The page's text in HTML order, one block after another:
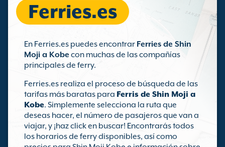
Ferries.es
En Ferries.es puedes encontrar Ferries de Shin
Moji a Kobe con muchas de las compañías
principales de ferry.
Ferries.es realiza el proceso de búsqueda de las
tarifas más baratas para Ferris de Shin Moji a
Kobe. Simplemente selecciona la ruta que
deseas hacer, el número de pasajeros que van a
viajar, y ¡haz click en buscar! Encontrarás todos
los horarios de ferry disponibles, así como